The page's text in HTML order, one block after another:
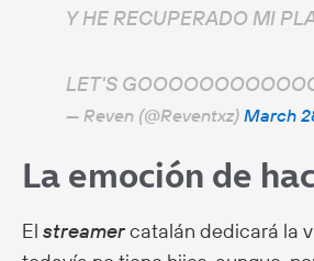
Y HE RECUPERADO MI
LET'S
— Reven (@Reventxz) March
La emoción de
El streamercatalán dedicará la